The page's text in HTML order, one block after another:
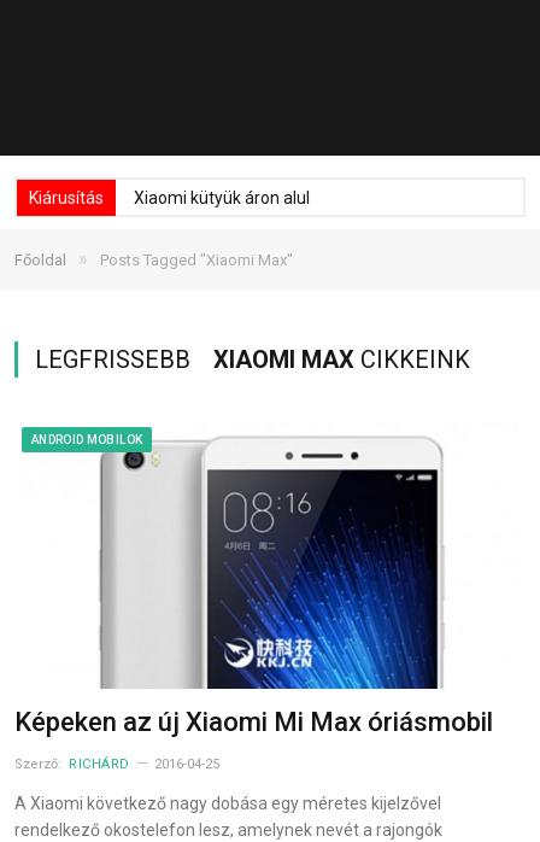
Kiárusítás Xiaomi kütyük áron alul
Főoldal » Posts Tagged "Xiaomi Max"
LEGFRISSEBB XIAOMI MAX CIKKEINK
ANDROID MOBILOK
Képeken az új Xiaomi Mi Max óriásmobil
Szerző: RICHÁRD 2016-04-25
A Xiaomi következő nagy dobása egy méretes kijelzővel
rendelkező okostelefon lesz, amelynek nevét a rajongók